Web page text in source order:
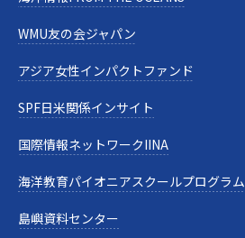
WMU友の会ジャパン
アジア女性インパクトファンド
SPF日米関係インサイト
国際情報ネットワークIINA
海洋教育パイオニアスクールプログラム
島嶼資料センター